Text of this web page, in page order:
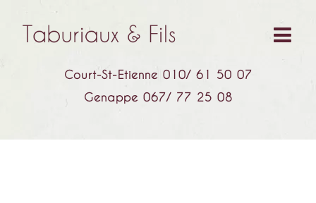
Court-St-Etienne 010/ 61 50 07
Genappe 067/ 77 25 08